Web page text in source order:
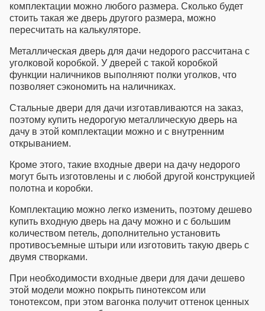
комплектации можно любого размера. Сколько будет
стоить такая же дверь другого размера, можно
пересчитать на калькуляторе.
Металлическая дверь для дачи недорого рассчитана с
уголковой коробкой. У дверей с такой коробкой
функции наличников выполняют полки уголков, что
позволяет сэкономить на наличниках.
Стальные двери для дачи изготавливаются на заказ,
поэтому купить недорогую металлическую дверь на
дачу в этой комплектации можно и с внутренним
открыванием.
Кроме этого, такие входные двери на дачу недорого
могут быть изготовлены и с любой другой конструкцией
полотна и коробки.
Комплектацию можно легко изменить, поэтому дешево
купить входную дверь на дачу можно и с большим
количеством петель, дополнительно установить
противосъемные штыри или изготовить такую дверь с
двумя створками.
При необходимости входные двери для дачи дешево
этой модели можно покрыть пинотексом или
тонотексом, при этом вагонка получит оттенок ценных